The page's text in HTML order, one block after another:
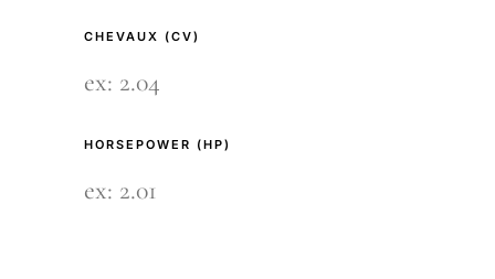
CHEVAUX (CV)
HORSEPOWER (HP)